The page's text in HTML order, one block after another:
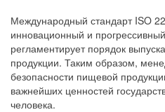
Международный стандарт ISO
инновационный и
регламентирует порядок
продукции. Таким образом,
безопасности пищевой
важнейших ценностей
человека.